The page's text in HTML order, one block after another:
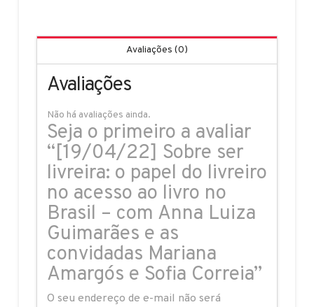
Avaliações (0)
Avaliações
Não há avaliações ainda.
Seja o primeiro a avaliar
“[19/04/22] Sobre ser
livreira: o papel do livreiro
no acesso ao livro no
Brasil – com Anna Luiza
Guimarães e as
convidadas Mariana
Amargós e Sofia Correia”
O seu endereço de e-mail não será